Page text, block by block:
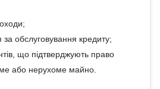
за обслуговування кредиту;
що підтверджують право
або нерухоме майно.